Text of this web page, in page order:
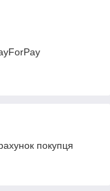
покупця